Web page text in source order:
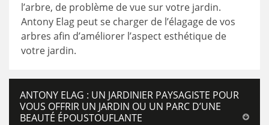
l’arbre, de problème de vue sur votre jardin.
Antony Elag peut se charger de l’élagage de vos
arbres afin d’améliorer l’aspect esthétique de
votre jardin.
ANTONY ELAG : UN JARDINIER PAYSAGISTE POUR
VOUS OFFRIR UN JARDIN OU UN PARC D’UNE
BEAUTÉ ÉPOUSTOUFLANTE